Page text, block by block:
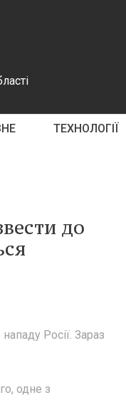
ТЕХНОЛОГІЇ
до
Росії. Зараз
одне з